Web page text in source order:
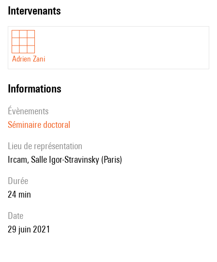
intervenants
Adrien Zani
informations
évènements
Séminaire doctoral
Lieu de représentation
Ircam, Salle Igor-Stravinsky (Paris)
durée
24 min
date
29 juin 2021